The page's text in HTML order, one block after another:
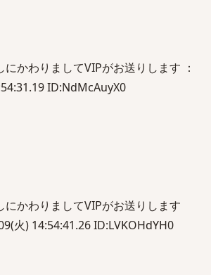
かわりましてVIPがお送りします ：
ID:NdMcAuyX0
にかわりましてVIPがお送りします
火) 14:54:41.26 ID:LVKOHdYH0